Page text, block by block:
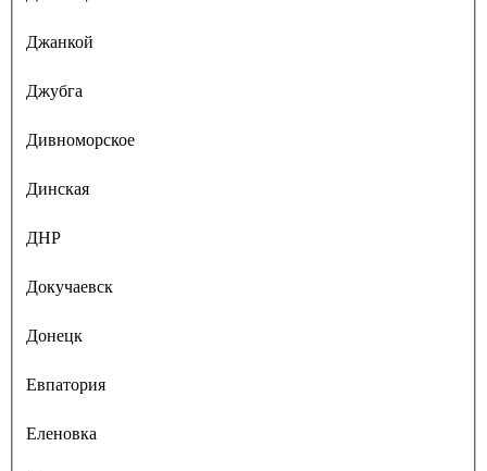
Джанкой
Джубга
Дивноморское
Динская
ДНР
Докучаевск
Донецк
Евпатория
Еленовка